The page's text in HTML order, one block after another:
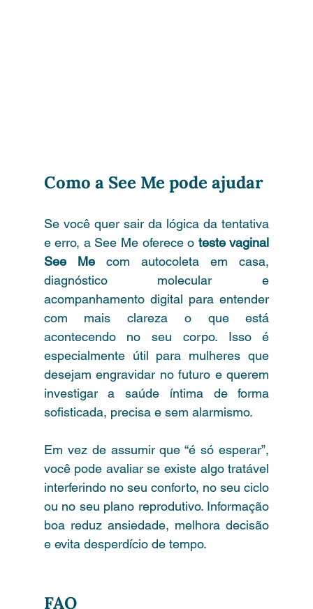
Como a See Me pode ajudar
Se você quer sair da lógica da tentativa
e erro, a See Me oferece o teste vaginal
See Me com autocoleta em casa,
diagnóstico molecular e
acompanhamento digital para entender
com mais clareza o que está
acontecendo no seu corpo. Isso é
especialmente útil para mulheres que
desejam engravidar no futuro e querem
investigar a saúde íntima de forma
sofisticada, precisa e sem alarmismo.
Em vez de assumir que “é só esperar”,
você pode avaliar se existe algo tratável
interferindo no seu conforto, no seu ciclo
ou no seu plano reprodutivo. Informação
boa reduz ansiedade, melhora decisão
e evita desperdício de tempo.
FAQ